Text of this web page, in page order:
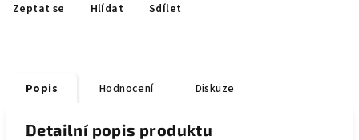
Zeptat se Hlídat Sdílet
Popis Hodnocení Diskuze
Detailní popis produktu